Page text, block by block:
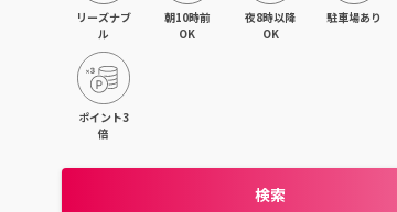
リーズナブ
ル
朝10時前
OK
夜8時以降
OK
駐車場あり
ポイント3
倍
検索